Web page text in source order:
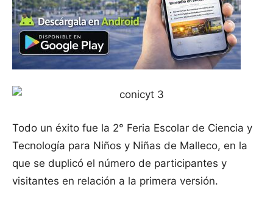
Todo un éxito fue la 2° Feria Escolar de Ciencia y
Tecnología para Niños y Niñas de Malleco, en la
que se duplicó el número de participantes y
visitantes en relación a la primera versión.